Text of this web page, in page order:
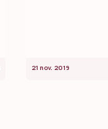
21 nov. 2019